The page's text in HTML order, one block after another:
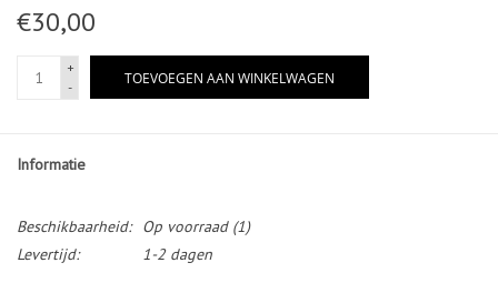
€30,00
+
-
TOEVOEGEN AAN WINKELWAGEN
Informatie
Beschikbaarheid: Op voorraad(1)
Levertijd:
1-2 dagen